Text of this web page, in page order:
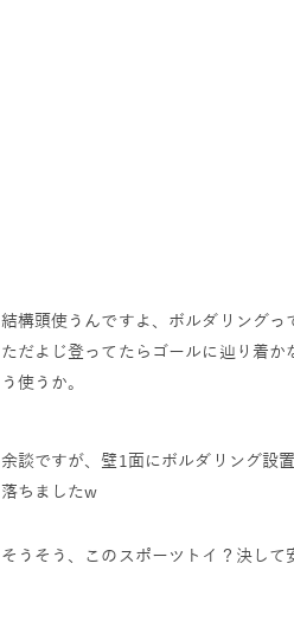
結構頭使うんですよ、ボルダリングっ
ただよじ登ってたらゴールに辿り着
う使うか。
余談ですが、壁1面にボルダリング設
落ちましたw
そうそう、このスポーツトイ？決し